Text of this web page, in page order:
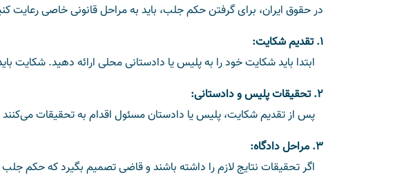
در حقوق ایران، برای گرفتن حکم جلب، باید به مراحل قانونی خاصی رعایت
1. تقدیم شکایت:
ابتدا باید شکایت خود را به پلیس یا دادستانی محلی ارائه دهید. شکایت
2. تحقیقات پلیس و دادستانی:
پس از تقدیم شکایت، پلیس یا دادستان مسئول اقدام به تحقیقات می‌کنند
3. مراحل دادگاه:
اگر تحقیقات نتایج لازم را داشته باشند و قاضی تصمیم بگیرد که حکم